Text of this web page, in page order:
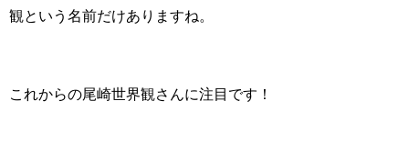
観という名前だけありますね。
これからの尾崎世界観さんに注目です！